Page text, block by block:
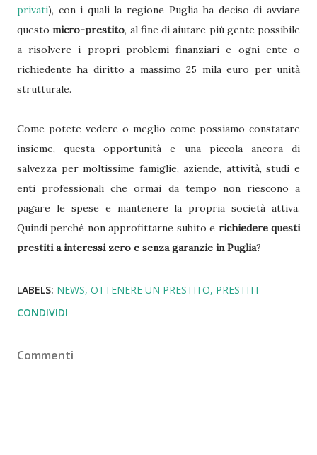
privati), con i quali la regione Puglia ha deciso di avviare
questomicro-prestito, al fine di aiutare più gente possibile
a risolvere i propri problemi finanziari e ogni ente o
richiedente ha diritto a massimo 25 mila euro per unità
strutturale.
Come potete vedere o meglio come possiamo constatare
insieme, questa opportunità e una piccola ancora di
salvezza per moltissime famiglie, aziende, attività, studi e
enti professionali che ormai da tempo non riescono a
pagare le spese e mantenere la propria società attiva.
Quindi perché non approfittarne subito e richiedere questi
prestiti a interessi zero e senza garanzie in Puglia?
LABELS: NEWS OTTENERE UN PRESTITO PRESTITI
CONDIVIDI
Commenti